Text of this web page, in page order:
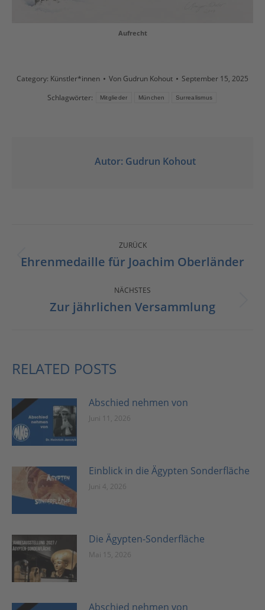
Aufrecht
Category: Künstler*innen Von Gudrun Kohout
September 15, 2025
Schlagwörter:
Mitglieder München Surrealismus
Autor: Gudrun Kohout
ZURÜCK
Vorheriger
Ehrenmedaille für Joachim Oberländer
NÄCHSTES
Nächster
Zur jährlichen Versammlung
RELATED POSTS
Abschied nehmen von
Juni 11, 2026
Einblick in die Ägypten Sonderfläche
Juni 4, 2026
Die Ägypten-Sonderfläche
Mai 15, 2026
Abschied nehmen von